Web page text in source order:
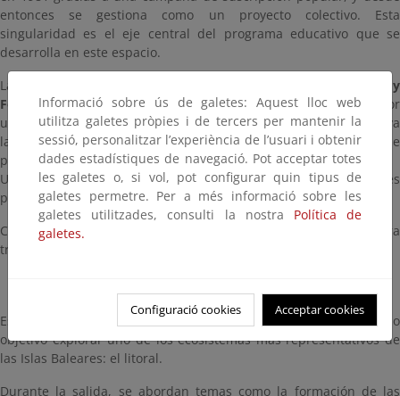
entonces se gestiona como un proyecto colectivo. Esta
singularidad es el eje central del programa educativo que se
desarrolla en este espacio.
La actividad está dirigida a alumnado de
ESO, Bachillerato y
Formación Profesional, e incluye una jornada de senderismo por
un entorno natural privilegiado. Durante la excursión se observa
la vegetación típica (pinar y garriga), se interpreta el paisaje y se
promueve un comportamiento respetuoso con el medio.
Una vez en la finca, se profundiza en su historia, sus valores
patrimoniales y su biodiversidad.
Como el resto de programas, incluye material didáctico para
trabajar antes y después de la salida.
Esta actividad está dirigida al alumnado de ESO
y tiene como
objetivo explorar uno de los ecosistemas más representativos de
las Islas Baleares: el litoral.
Durante la salida, se abordan temas como la formación de las
Informació sobre ús de galetes: Aquest lloc web
utilitza galetes pròpies i de tercers per mantenir la
sessió, personalitzar l’experiència de l’usuari i obtenir
dades estadístiques de navegació. Pot acceptar totes
les galetes o, si vol, pot configurar quin tipus de
galetes permetre. Per a més informació sobre les
galetes utilitzades, consulti la nostra Política de
galetes.
Configuració cookies Acceptar cookies